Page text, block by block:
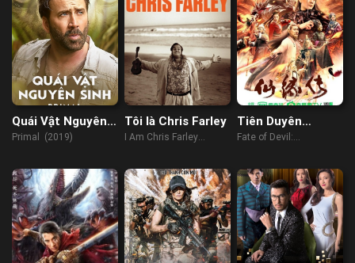
Quái Vật Nguyên
Sinh
Primal (2019)
Tôi là Chris Farley
I Am Chris Farley
Tiên Duyên
Truyện
Fate of Devil: